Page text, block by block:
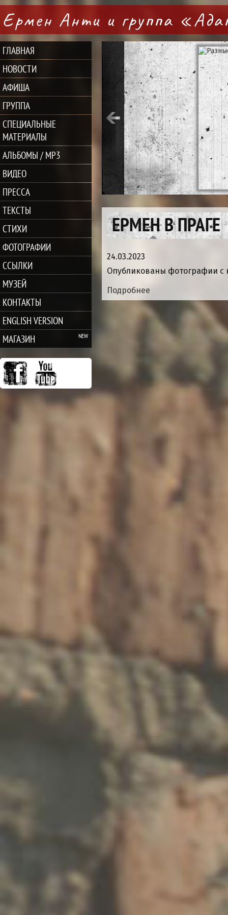
Ермен Анти и группа
ГЛАВНАЯ
НОВОСТИ
АФИША
ГРУППА
СПЕЦИАЛЬНЫЕ
МАТЕРИАЛЫ
АЛЬБОМЫ / MP3
ВИДЕО
ПРЕССА
ТЕКСТЫ
СТИХИ
ФОТОГРАФИИ
ССЫЛКИ
МУЗЕЙ
КОНТАКТЫ
ENGLISH VERSION
МАГАЗИН
ЕРМЕН В ПРАГЕ
24.03.2023
Опубликованы фотографии с
Подробнее